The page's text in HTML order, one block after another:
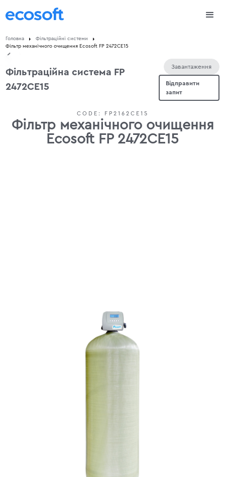
Головна
Фільтраційні системи
Фільтр механічного очищення Ecosoft FP 2472CE15
Фільтраційна система FP
2472CE15
Завантаження
Відправити
запит
CODE: FP2162CE15
Фільтр механічного очищення
Ecosoft FP 2472CE15